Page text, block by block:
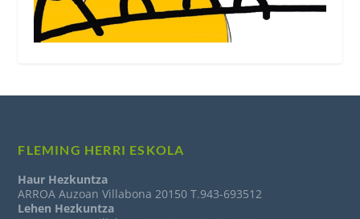
FLEMING HERRI ESKOLA
Haur Hezkuntza
ARROA Auzoan Villabona 20150 T.943-693512
Lehen Hezkuntza